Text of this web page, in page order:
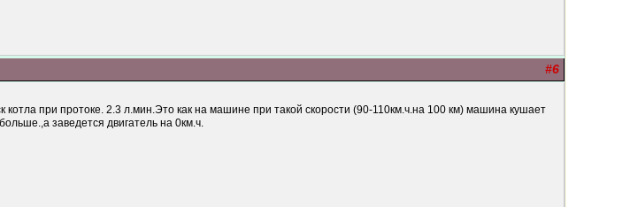
#6
котла при протоке. 2.3 л.мин.Это как на машине при такой скорости (90-110км.ч.на 100 км) машина кушает
заведется двигатель на 0км.ч.